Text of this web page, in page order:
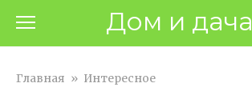
контенту
Дом и дача
Главная » Интересное